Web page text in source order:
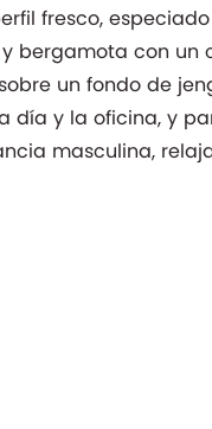
fresco,
bergamota con un
un fondo de
día y la oficina, y
masculina,